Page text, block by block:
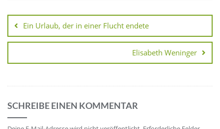
Ein Urlaub, der in einer Flucht endete
Elisabeth Weninger
SCHREIBE EINEN KOMMENTAR